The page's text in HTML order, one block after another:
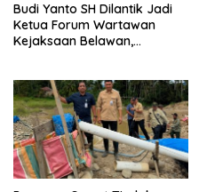
Budi Yanto SH Dilantik Jadi
Ketua Forum Wartawan
Kejaksaan Belawan,
Pendampingan Hukum dan
Ekomoni Semua Anggota